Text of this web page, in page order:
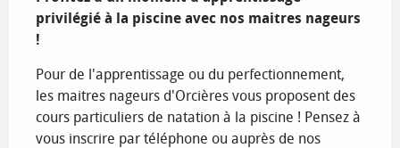
privilégié à la piscine avec nos maitres nageurs
!
Pour de l'apprentissage ou du perfectionnement,
les maitres nageurs d'Orcières vous proposent des
cours particuliers de natation à la piscine ! Pensez à
vous inscrire par téléphone ou auprès de nos